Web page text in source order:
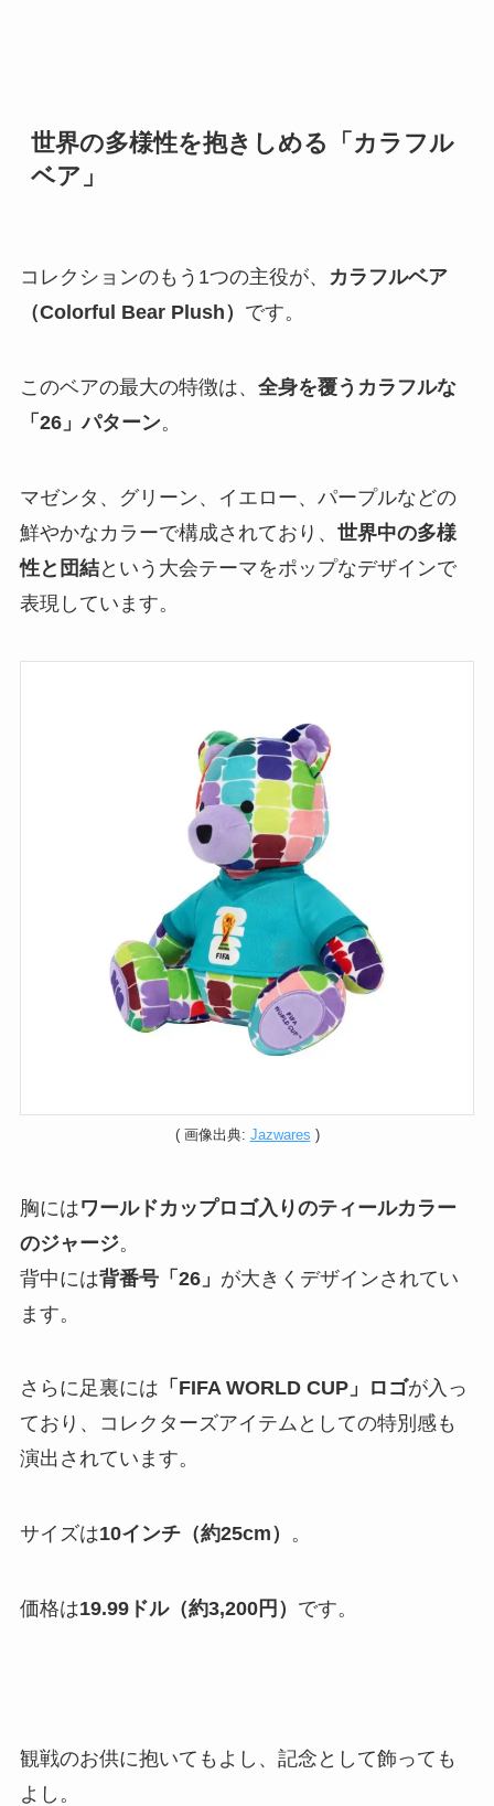
世界の多様性を抱きしめる「カラフル
ベア」
コレクションのもう1つの主役が、
カラフルベア
（Colorful Bear Plush） です。
このベアの最大の特徴は、 全身を覆うカラフルな
「26」パターン。
マゼンタ、グリーン、イエロー、パープルなどの
鮮やかなカラーで構成されており、 世界中の多様
性と団結という大会テーマをポップなデザインで
表現しています。
( 画像出典: Jazwares )
胸にはワールドカップロゴ入りのティールカラー
のジャージ。
背中には背番号「26」 が大きくデザインされてい
ます。
さらに足裏には 「FIFA WORLD CUP」ロゴが入っ
ており、コレクターズアイテムとしての特別感も
演出されています。
サイズは10インチ（約25cm） 。
価格は19.99ドル（約3,200円） です。
観戦のお供に抱いてもよし、記念として飾っても
よし。